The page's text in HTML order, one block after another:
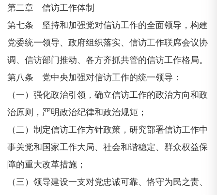
第二章 信访工作体制
第七条 坚持和加强党对信访工作的全面领导，构建
党委统一领导、政府组织落实、信访工作联席会议协
调、信访部门推动、各方齐抓共管的信访工作格局。
第八条 党中央加强对信访工作的统一领导：
（一）强化政治引领，确立信访工作的政治方向和政
治原则，严明政治纪律和政治规矩；
（二）制定信访工作方针政策，研究部署信访工作中
事关党和国家工作大局、社会和谐稳定、群众权益保
障的重大改革措施；
（三）领导建设一支对党忠诚可靠、恪守为民之责、